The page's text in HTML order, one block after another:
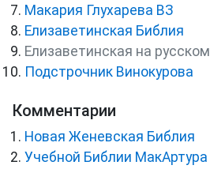
Макария Глухарева ВЗ
Елизаветинская Библия
Елизаветинская на русском
Подстрочник Винокурова
Комментарии
Новая Женевская Библия
Учебной Библии МакАртура